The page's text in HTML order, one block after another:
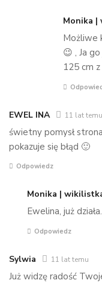
Monika
Możliwe
😉 , Ja
125 cm
EWEL INA 11 lat temu
świetny pomysł
pokazuje się błąd 🙂
Odpowiedz
Monika |
Ewelina, już
Odpowiedz
Sylwia 11 lat temu
Już widzę radość